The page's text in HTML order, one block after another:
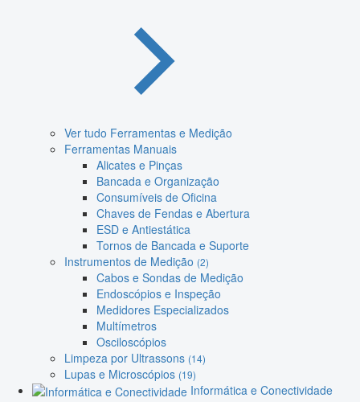
Ver tudo Ferramentas e Medição
Ferramentas Manuais
Alicates e Pinças
Bancada e Organização
Consumíveis de Oficina
Chaves de Fendas e Abertura
ESD e Antiestática
Tornos de Bancada e Suporte
Instrumentos de Medição (2)
Cabos e Sondas de Medição
Endoscópios e Inspeção
Medidores Especializados
Multímetros
Osciloscópios
Limpeza por Ultrassons (14)
Lupas e Microscópios (19)
Informática e Conectividade